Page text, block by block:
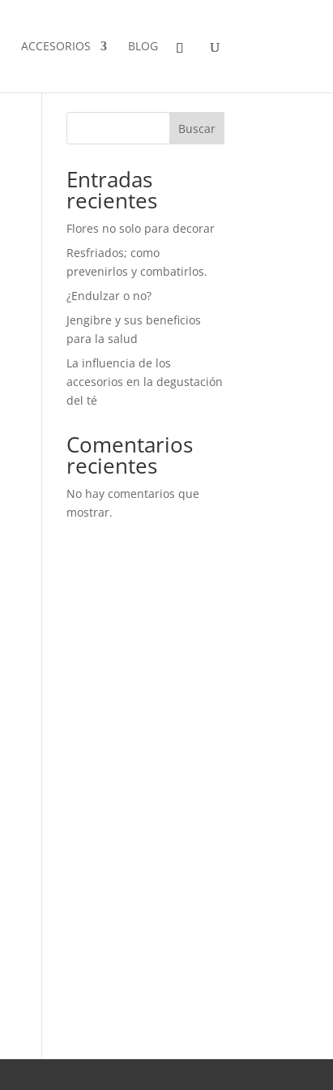
ACCESORIOS BLOG
Buscar
Entradas
recientes
Flores no solo para decorar
Resfriados; como
prevenirlos y combatirlos.
¿Endulzar o no?
Jengibre y sus beneficios
para la salud
La influencia de los
accesorios en la degustación
del té
Comentarios
recientes
No hay comentarios que
mostrar.